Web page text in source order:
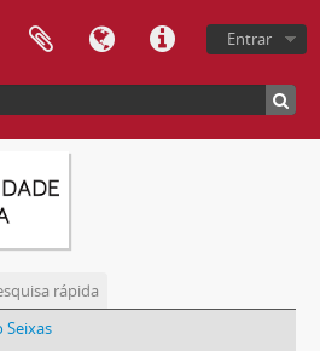
Entrar
rápida
Seixas